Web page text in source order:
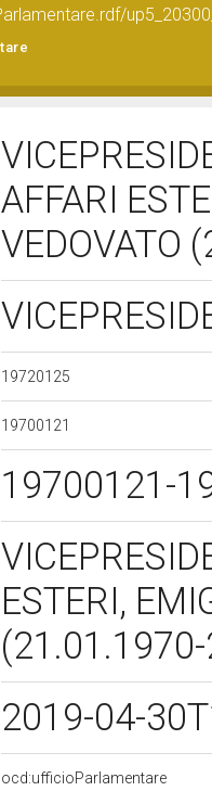
AFFARI
VEDOVATO
19720125
19700121
19700121-
ESTERI,
2019-04-
ocd:ufficioParlamentare